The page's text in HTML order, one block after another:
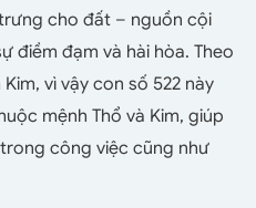
cho đất – nguồn cội
điềm đạm và hài hòa. Theo
vì vậy con số 522 này
mệnh Thổ và Kim, giúp
công việc cũng như